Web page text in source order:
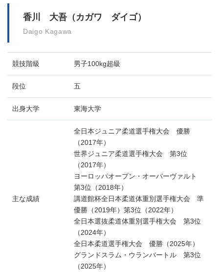
香川 大吾（カガワ ダイゴ）
Daigo Kagawa
競技階級 男子100kg超級
段位 五
出身大学 東海大学
主な成績
全日本ジュニア柔道選手権大会 優勝
（2017年）
世界ジュニア柔道選手権大会 第3位
（2017年）
ヨーロッパオープン・オーバーヴァルト
第3位（2018年）
講道館杯全日本柔道体重別選手権大会 準
優勝（2019年）第3位（2022年）
全日本選抜柔道体重別選手権大会 第3位
（2024年）
全日本柔道選手権大会 優勝（2025年）
グランドスラム・ウランバートル 第3位
（2025年）